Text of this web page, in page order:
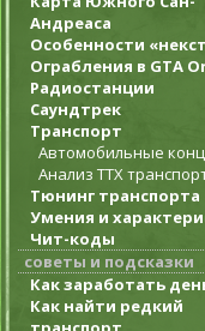
Андреаса
Особенности
Ограбления в GTA
Радиостанции
Саундтрек
Транспорт
Автомобильные
Анализ ТТХ
Тюнинг транспорта
Умения и
Чит-коды
советы и подсказки
Как заработать
Как найти редкий